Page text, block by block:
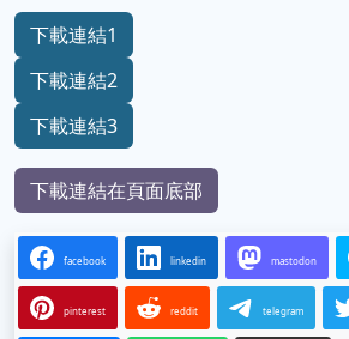
下載連結1
下載連結2
下載連結3
下載連結在頁面底部
facebook linkedin mastodon
pinterest reddit telegram